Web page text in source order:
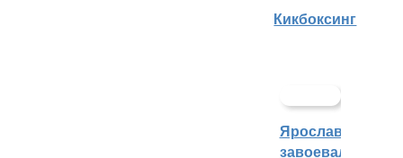
Кикбоксинг
Ярославцы
завоевали